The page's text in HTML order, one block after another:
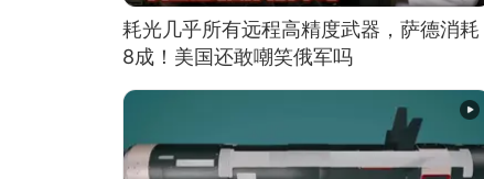
耗光几乎所有远程高精度武器，萨德消耗
8成！美国还敢嘲笑俄军吗